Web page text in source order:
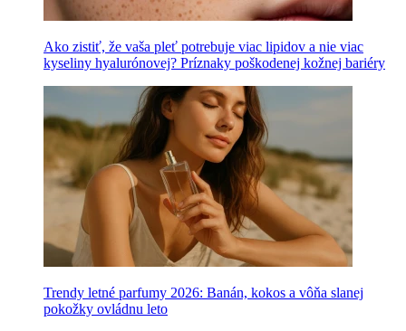
Ako zistiť, že vaša pleť potrebuje viac lipidov a nie viac
kyseliny hyalurónovej? Príznaky poškodenej kožnej bariéry
Trendy letné parfumy 2026: Banán, kokos a vôňa slanej
pokožky ovládnu leto